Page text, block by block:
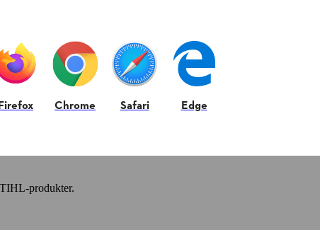
produkter.
Chrome Safari Edge